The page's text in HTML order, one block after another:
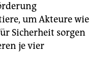
um Akteure wie
Sicherheit sorgen
je vier